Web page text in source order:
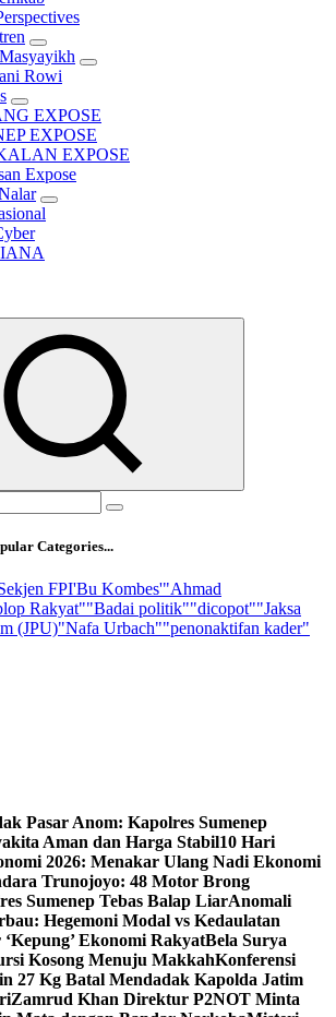
Rowi
EXPOSE
EXPOSE
EXPOSE
Expose
Categories...
FPI'Bu Kombes'"Ahmad
Rakyat""Badai politik""dicopot""Jaksa
(JPU)"Nafa Urbach""penonaktifan kader"
Pasar Anom: Kapolres Sumenep
Aman dan Harga Stabil10 Hari
2026: Menakar Ulang Nadi Ekonomi
Trunojoyo: 48 Motor Brong
Sumenep Tebas Balap LiarAnomali
Hegemoni Modal vs Kedaulatan
Ekonomi RakyatBela Surya
Kosong Menuju MakkahKonferensi
27 Kg Batal Mendadak Kapolda Jatim
Zamrud Khan Direktur P2NOT Minta